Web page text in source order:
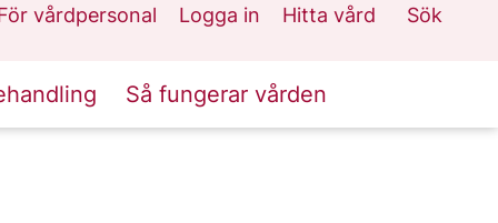
vårdpersonal
Logga in
Hitta vård
Sök
Så fungerar vården